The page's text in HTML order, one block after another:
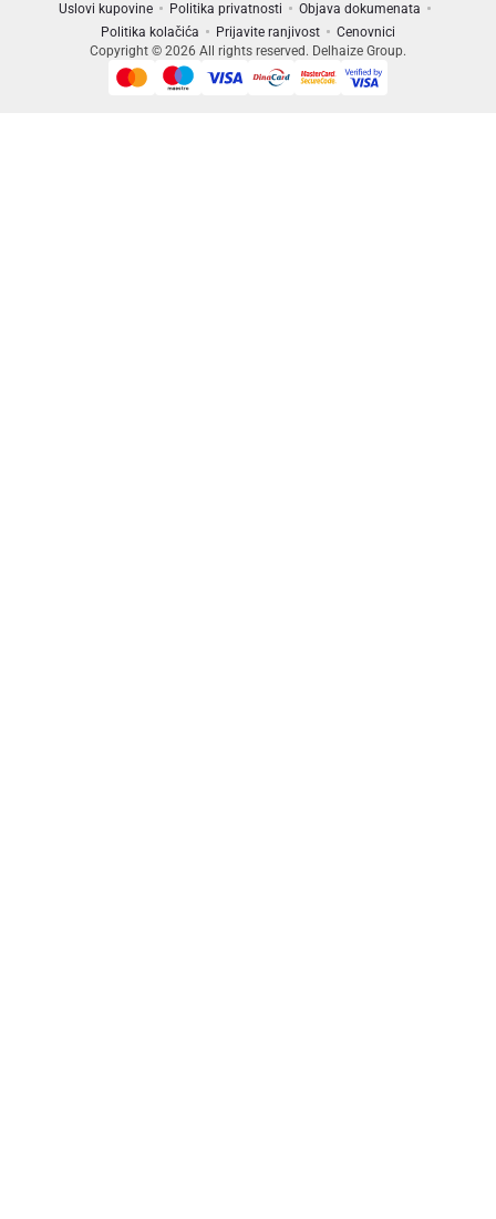
Uslovi kupovine Politika privatnosti
Objava dokumenata
Politika kolačića
Prijavite ranjivost
Cenovnici
Copyright © 2026 All rights reserved. Delhaize Group.